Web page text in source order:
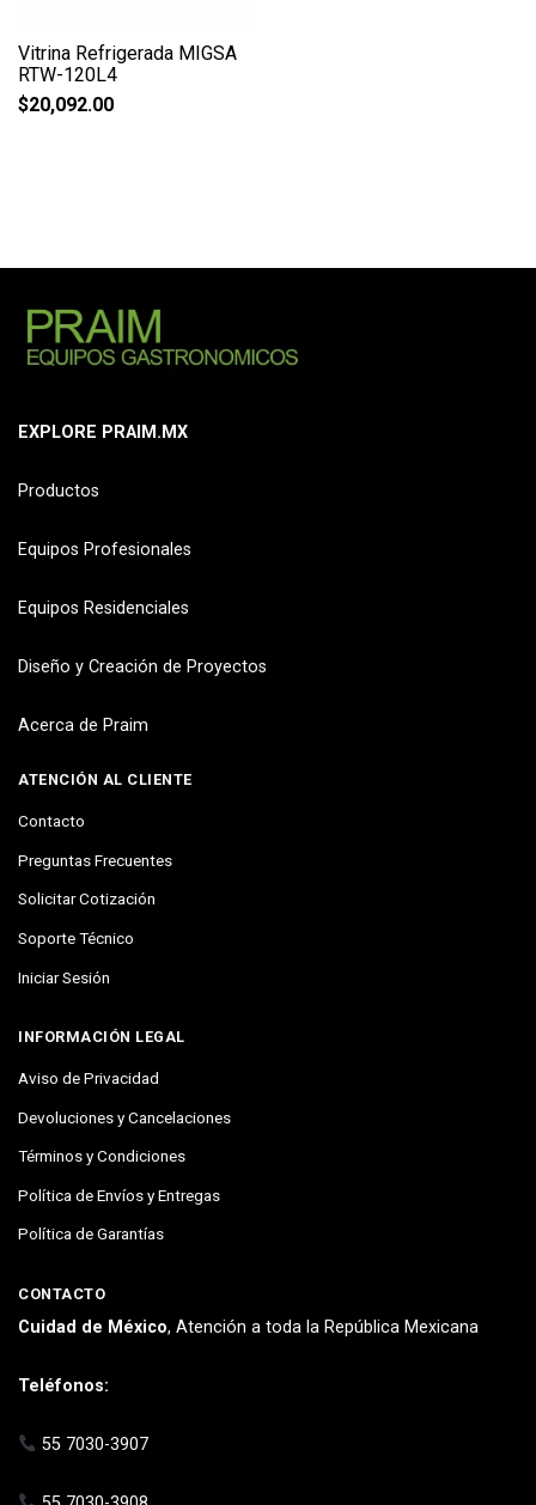
Vitrina Refrigerada MIGSA
RTW-120L4
$20,092.00
EXPLORE PRAIM.MX
Productos
Equipos Profesionales
Equipos Residenciales
Diseño y Creación de Proyectos
Acerca de Praim
ATENCIÓN AL CLIENTE
Contacto
Preguntas Frecuentes
Solicitar Cotización
Soporte Técnico
Iniciar Sesión
INFORMACIÓN LEGAL
Aviso de Privacidad
Devoluciones y Cancelaciones
Términos y Condiciones
Política de Envíos y Entregas
Política de Garantías
CONTACTO
Cuidad de México, Atención a toda la República Mexicana
Teléfonos:
55 7030-3907